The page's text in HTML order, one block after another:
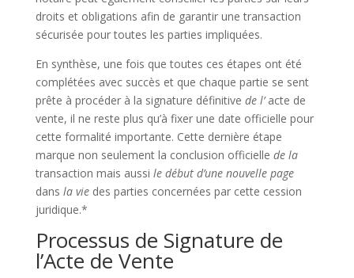
droits et obligations afin de garantir une transaction
sécurisée pour toutes les parties impliquées.
En synthèse, une fois que toutes ces étapes ont été
complétées avec succès et que chaque partie se sent
prête à procéder à la signature définitive de l’acte de
vente, il ne reste plus qu’à fixer une date officielle pour
cette formalité importante. Cette dernière étape
marque non seulement la conclusion officielle de la
transaction mais aussi le début d’une nouvelle page
dans la viedes parties concernées par cette cession
juridique.*
Processus de Signature de
l’Acte de Vente